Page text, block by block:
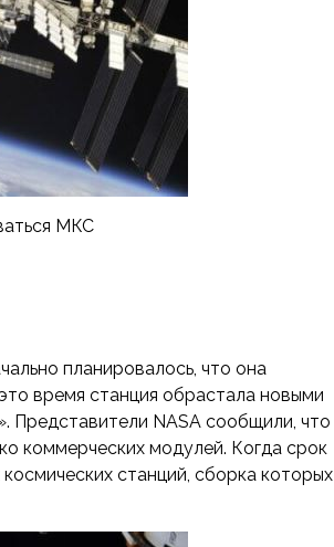
МКС
планировалось, что она
время станция обрастала новыми
Представители NASA сообщили, что
коммерческих модулей. Когда срок
станций, сборка которых